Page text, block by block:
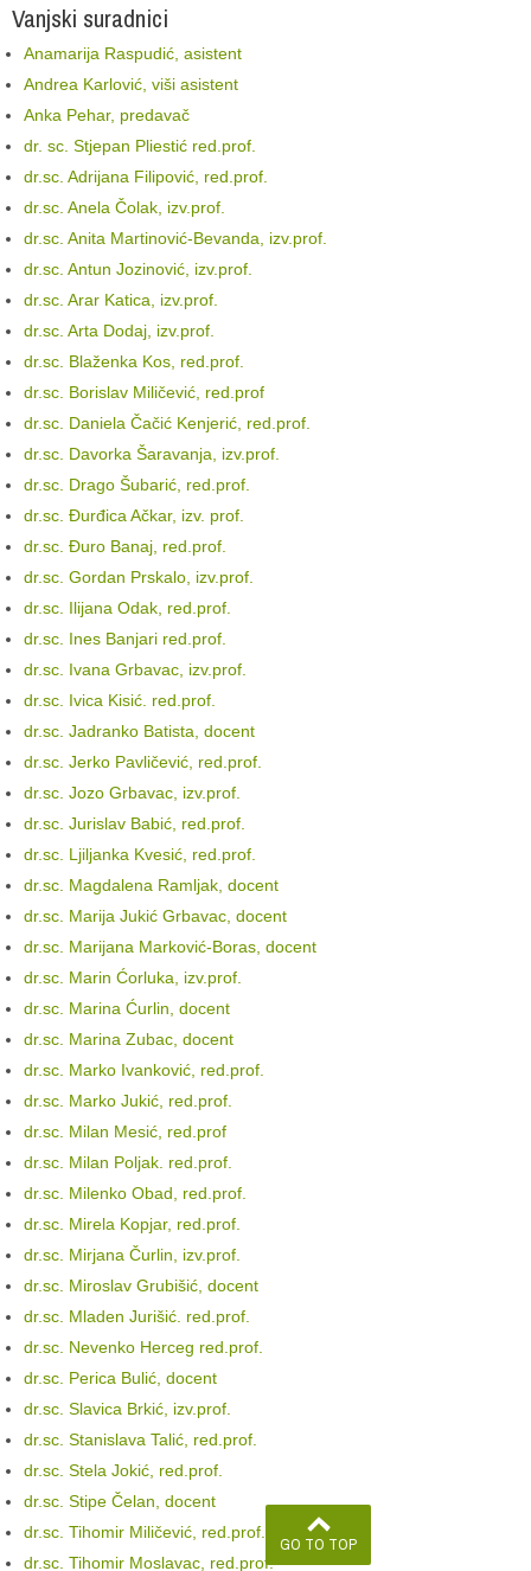
Vanjski suradnici
Anamarija Raspudić, asistent
Andrea Karlović, viši asistent
Anka Pehar, predavač
dr. sc. Stjepan Pliestić red.prof.
dr.sc. Adrijana Filipović, red.prof.
dr.sc. Anela Čolak, izv.prof.
dr.sc. Anita Martinović-Bevanda, izv.prof.
dr.sc. Antun Jozinović, izv.prof.
dr.sc. Arar Katica, izv.prof.
dr.sc. Arta Dodaj, izv.prof.
dr.sc. Blaženka Kos, red.prof.
dr.sc. Borislav Miličević, red.prof
dr.sc. Daniela Čačić Kenjerić, red.prof.
dr.sc. Davorka Šaravanja, izv.prof.
dr.sc. Drago Šubarić, red.prof.
dr.sc. Đurđica Ačkar, izv. prof.
dr.sc. Đuro Banaj, red.prof.
dr.sc. Gordan Prskalo, izv.prof.
dr.sc. Ilijana Odak, red.prof.
dr.sc. Ines Banjari red.prof.
dr.sc. Ivana Grbavac, izv.prof.
dr.sc. Ivica Kisić. red.prof.
dr.sc. Jadranko Batista, docent
dr.sc. Jerko Pavličević, red.prof.
dr.sc. Jozo Grbavac, izv.prof.
dr.sc. Jurislav Babić, red.prof.
dr.sc. Ljiljanka Kvesić, red.prof.
dr.sc. Magdalena Ramljak, docent
dr.sc. Marija Jukić Grbavac, docent
dr.sc. Marijana Marković-Boras, docent
dr.sc. Marin Ćorluka, izv.prof.
dr.sc. Marina Ćurlin, docent
dr.sc. Marina Zubac, docent
dr.sc. Marko Ivanković, red.prof.
dr.sc. Marko Jukić, red.prof.
dr.sc. Milan Mesić, red.prof
dr.sc. Milan Poljak. red.prof.
dr.sc. Milenko Obad, red.prof.
dr.sc. Mirela Kopjar, red.prof.
dr.sc. Mirjana Čurlin, izv.prof.
dr.sc. Miroslav Grubišić, docent
dr.sc. Mladen Jurišić. red.prof.
dr.sc. Nevenko Herceg red.prof.
dr.sc. Perica Bulić, docent
dr.sc. Slavica Brkić, izv.prof.
dr.sc. Stanislava Talić, red.prof.
dr.sc. Stela Jokić, red.prof.
dr.sc. Stipe Čelan, docent
dr.sc. Tihomir Miličević, red.prof.
dr.sc. Tihomir Moslavac, red.prof.
GO TO TOP